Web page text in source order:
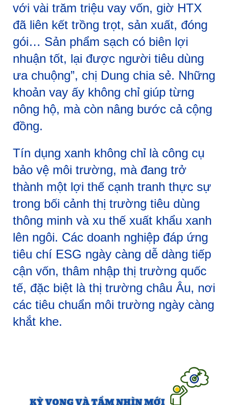
với vài trăm triệu vay vốn, giờ HTX
đã liên kết trồng trọt, sản xuất, đóng
gói… Sản phẩm sạch có biên lợi
nhuận tốt, lại được người tiêu dùng
ưa chuộng”, chị Dung chia sẻ. Những
khoản vay ấy không chỉ giúp từng
nông hộ, mà còn nâng bước cả cộng
đồng.
Tín dụng xanh không chỉ là công cụ
bảo vệ môi trường, mà đang trở
thành một lợi thế cạnh tranh thực sự
trong bối cảnh thị trường tiêu dùng
thông minh và xu thế xuất khẩu xanh
lên ngôi. Các doanh nghiệp đáp ứng
tiêu chí ESG ngày càng dễ dàng tiếp
cận vốn, thâm nhập thị trường quốc
tế, đặc biệt là thị trường châu Âu, nơi
các tiêu chuẩn môi trường ngày càng
khắt khe.